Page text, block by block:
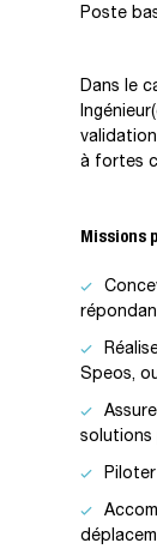
Poste
Dans le
à fortes
Missions
Speos,
solutions